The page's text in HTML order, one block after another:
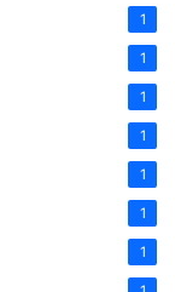
1
1
1
1
1
1
1